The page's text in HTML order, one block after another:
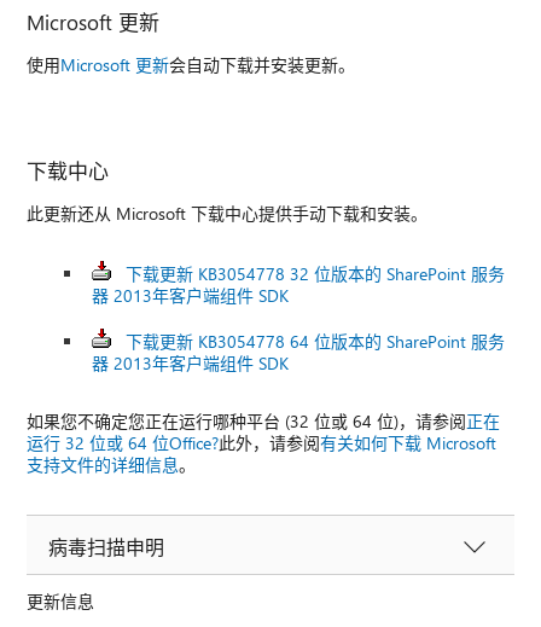
Microsoft 更新
使用Microsoft 更新会自动下载并安装更新。
下载中心
此更新还从 Microsoft 下载中心提供手动下载和安装。
下载更新 KB3054778 32 位版本的 SharePoint 服务
器 2013年客户端组件 SDK
下载更新 KB3054778 64 位版本的 SharePoint 服务
器 2013年客户端组件 SDK
如果您不确定您正在运行哪种平台 (32 位或 64 位)，请参阅正在
运行 32 位或 64 位Office?此外，请参阅有关如何下载 Microsoft
支持文件的详细信息。
病毒扫描申明
更新信息